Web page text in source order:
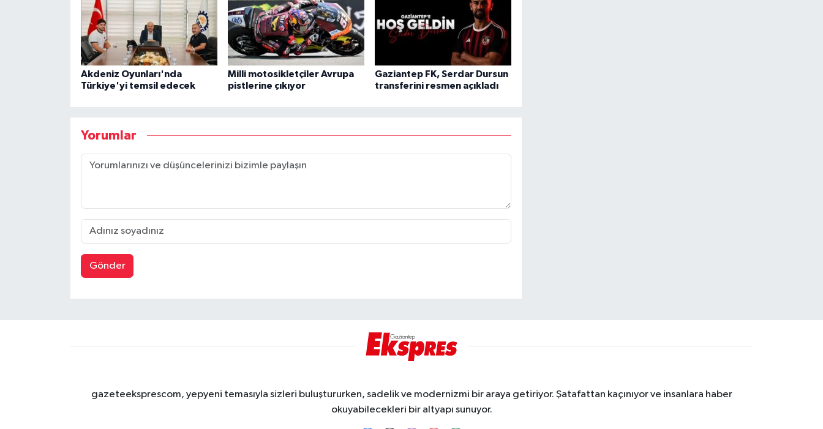
Akdeniz Oyunları'nda
Türkiye'yi temsil edecek
Milli motosikletçiler Avrupa
pistlerine çıkıyor
Gaziantep FK, Serdar Dursun
transferini resmen açıkladı
Yorumlar
Gönder
gazeteeksprescom, yepyeni temasıyla sizleri buluştururken, sadelik ve modernizmi bir araya getiriyor. Şatafattan kaçınıyor ve insanlara haber
okuyabilecekleri bir altyapı sunuyor.